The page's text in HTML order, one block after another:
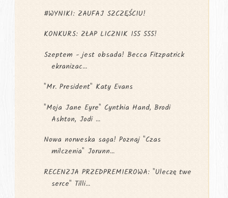
#WYNIKI: ZAUFAJ SZCZĘŚCIU!
KONKURS: ZŁAP LICZNIK 155 555!
Szeptem - jest obsada! Becca Fitzpatrick
ekranizac...
"Mr. President" Katy Evans
"Moja Jane Eyre" Cynthia Hand, Brodi
Ashton, Jodi ...
Nowa norweska saga! Poznaj "Czas
milczenia" Jorunn...
RECENZJA PRZEDPREMIEROWA: "Uleczę twe
serce" Tilli...